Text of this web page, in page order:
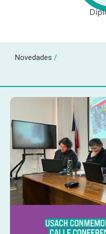
Novedades /